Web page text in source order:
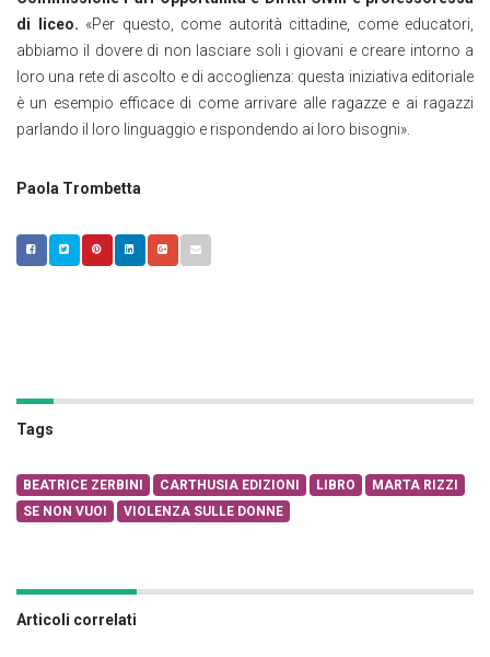
di liceo. «Per questo, come autorità cittadine, come educatori,
abbiamo il dovere di non lasciare soli i giovani e creare intorno a
loro una rete di ascolto e di accoglienza: questa iniziativa editoriale
è un esempio efficace di come arrivare alle ragazze e ai ragazzi
parlando il loro linguaggio e rispondendo ai loro bisogni».
Paola Trombetta
Tags
BEATRICE ZERBINI CARTHUSIA EDIZIONI LIBRO
MARTA RIZZI
SE NON VUOI
VIOLENZA SULLE DONNE
Articoli correlati